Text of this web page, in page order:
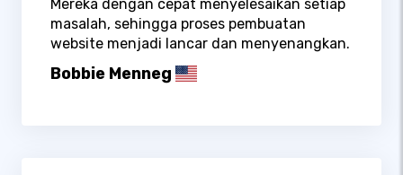
Mereka dengan cepat menyelesaikan setiap
masalah, sehingga proses pembuatan
website menjadi lancar dan menyenangkan.
Bobbie Menneg